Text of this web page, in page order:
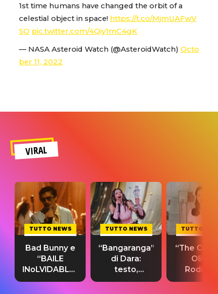
1st time humans have changed the orbit of a
celestial object in space! https://t.co/MjmUAFwV
SO pic.twitter.com/4Qiy1mC4gK
— NASA Asteroid Watch (@AsteroidWatch) Octo
ber 11, 2022
VIRAL
TUTTO NEWS
Bad Bunny e
“BAILE
INoLVIDABLE”:
testo,
TUTTO NEWS
“Bangaranga”
di Dara:
testo,
traduzione e
TUTTO
“The
Olivia
testo,